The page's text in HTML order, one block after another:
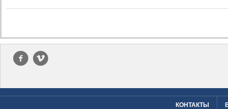
f v
КОНТАКТЫ